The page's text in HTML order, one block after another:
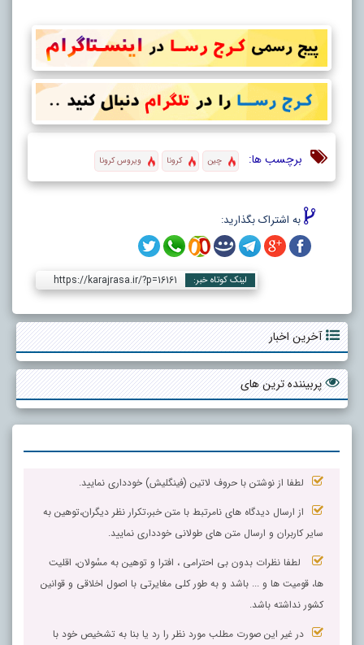
برچسب ها: چین کرونا ویروس کرونا
به اشتراک بگذارید:
لینک کوتاه خبر: https://karajrasa.ir/?p=16161
آخرین اخبار
پربیننده ترین های
لطفا از نوشتن با حروف لاتین (فینگلیش) خودداری نمایید.
از ارسال دیدگاه های نامرتبط با متن خبر،تکرار نظر دیگران،توهین به
سایر کاربران و ارسال متن های طولانی خودداری نمایید.
لطفا نظرات بدون بی احترامی ، افترا و توهین به مسٔولان، اقلیت
ها، قومیت ها و ... باشد و به طور کلی مغایرتی با اصول اخلاقی و قوانین
کشور نداشته باشد.
در غیر این صورت مطلب مورد نظر را رد یا بنا به تشخیص خود با